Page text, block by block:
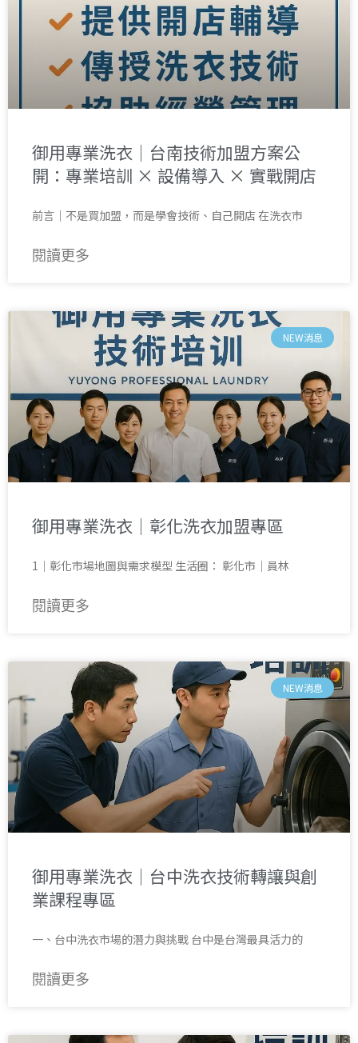
御用專業洗衣｜台南技術加盟方案公
開：專業培訓 × 設備導入 × 實戰開店
前言｜不是買加盟，而是學會技術、自己開店 在洗衣市
閱讀更多
NEW消息
御用專業洗衣｜彰化洗衣加盟專區
1｜彰化市場地圖與需求模型 生活圈： 彰化市｜員林
閱讀更多
NEW消息
御用專業洗衣｜台中洗衣技術轉讓與創
業課程專區
一、台中洗衣市場的潛力與挑戰 台中是台灣最具活力的
閱讀更多